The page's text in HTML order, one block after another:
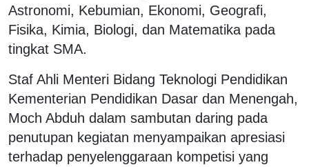
Astronomi, Kebumian, Ekonomi, Geografi,
Fisika, Kimia, Biologi, dan Matematika pada
tingkat SMA.
Staf Ahli Menteri Bidang Teknologi Pendidikan
Kementerian Pendidikan Dasar dan Menengah,
Moch Abduh dalam sambutan daring pada
penutupan kegiatan menyampaikan apresiasi
terhadap penyelenggaraan kompetisi yang